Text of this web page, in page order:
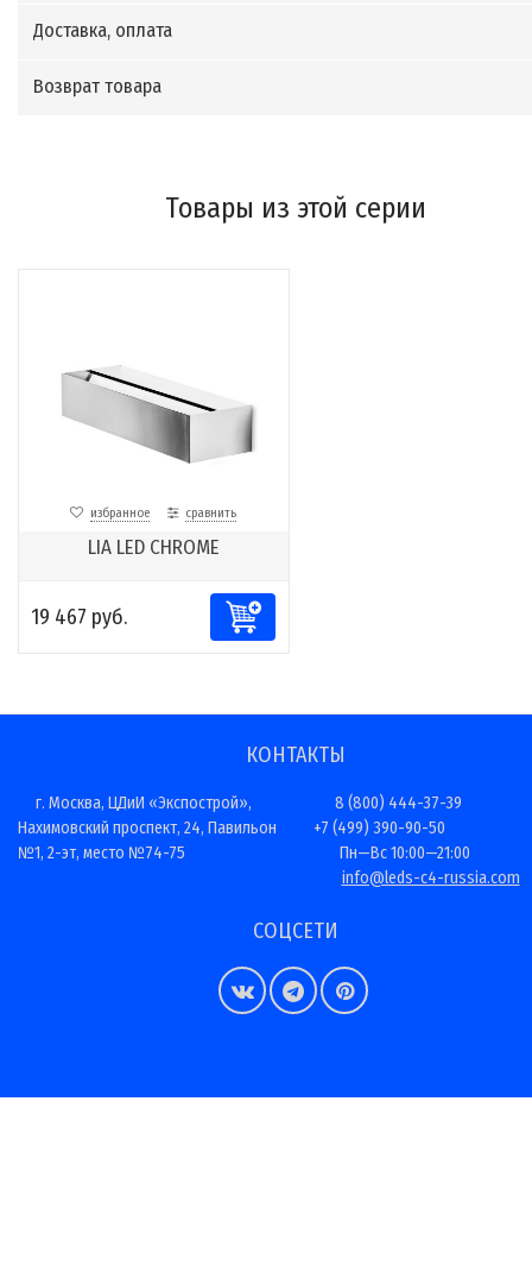
Доставка, оплата
Возврат товара
Товары из этой серии
избранное сравнить
LIA LED CHROME
19 467 руб.
КОНТАКТЫ
г. Москва, ЦДиИ «Экспострой»,
Нахимовский проспект, 24, Павильон
№1, 2-эт, место №74-75
8 (800) 444-37-39
+7 (499) 390-90-50
Пн—Вс 10:00—21:00
info@leds-c4-russia.com
СОЦСЕТИ